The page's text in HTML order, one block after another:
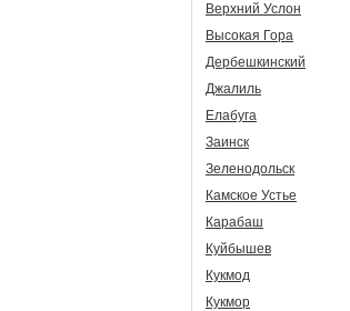
Верхний Услон
Высокая Гора
Дербешкинский
Джалиль
Елабуга
Заинск
Зеленодольск
Камское Устье
Карабаш
Куйбышев
Кукмод
Кукмор